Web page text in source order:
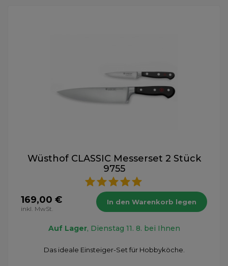
Wüsthof CLASSIC Messerset 2 Stück
9755
169,00 €
inkl. MwSt.
In den Warenkorb legen
Auf Lager, Dienstag 11. 8. bei Ihnen
Das ideale Einsteiger-Set für Hobbyköche.